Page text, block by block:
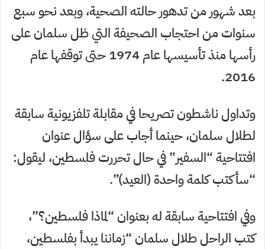
بعد شهور من تدهور حالته الصحية، وبعد نحو سبع
سنوات من احتجاب الصحيفة التي ظل سلمان على
رأسها منذ تأسيسها عام 1974 حتى توقفها عام
2016.
وتداول ناشطون تصريحا في مقابلة تلفزيونية سابقة
لطلال سلمان، حينما أجاب على سؤال عنوان
افتتاحية “السفير” في حال تحررت فلسطين، ليقول:
“سأكتب كلمة واحدة (العيد)”.
وفي افتتاحية سابقة له بعنوان “لماذا فلسطين؟”،
كتب الراحل طلال سلمان “زماننا يبدأ بفلسطين،